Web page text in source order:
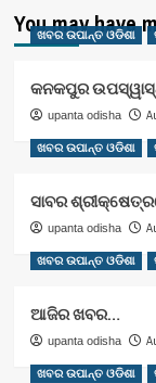
You may have
ଖବର ଉପାନ୍ତ ଓଡିଶା
କନକପୁର
upanta odisha
ଖବର ଉପାନ୍ତ ଓଡିଶା
ସାବର
upanta odisha
ଖବର ଉପାନ୍ତ ଓଡିଶା
ଆଜିର ଖବର…
upanta odisha
ଖବର ଉପାନ୍ତ ଓଡିଶା